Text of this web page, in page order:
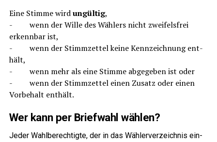
Eine Stim­me wirdungül­tig,
- wenn der Wil­le des Wäh­lers nicht zwei­fels­frei
erkenn­bar ist,
- wenn der Stimm­zet­tel kei­ne Kenn­zeich­nung ent­
hält,
- wenn mehr als eine Stim­me abge­ge­ben ist oder
- wenn der Stimm­zet­tel einen Zusatz oder einen
Vor­be­halt enthält.
Wer kann per Brief­wahl wählen?
Jeder Wahl­be­rech­tig­te, der in das Wäh­ler­ver­zeich­nis ein­